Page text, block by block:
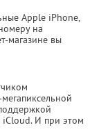
Apple iPhone,
на
магазине вы
iCloud. И при этом